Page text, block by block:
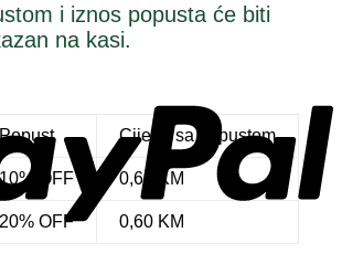
i iznos popusta će biti
na kasi.
Popust Cijena sa popustom
10% OFF 0,68 KM
20% OFF 0,60 KM